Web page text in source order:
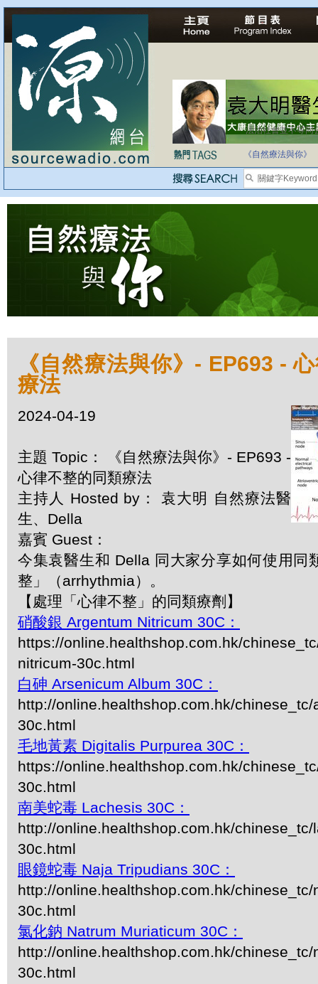
法治社會並不等同
自家教育合法化-
《自然療法與你》
《自然療法與你》- EP693 -
療法
2024-04-19
主題 Topic： 《自然療法與你》- EP693 -
心律不整的同類療法
主持人 Hosted by： 袁大明 自然療法醫
生、Della
嘉賓 Guest：
今集袁醫生和 Della 同大家分享如何使用同
整」（arrhythmia）。
【處理「心律不整」的同類療劑】
硝酸銀 Argentum Nitricum 30C：
https://online.healthshop.com.hk/
nitricum-30c.html
白砷 Arsenicum Album 30C：
http://online.healthshop.com.hk/
30c.html
毛地黃素 Digitalis Purpurea 30C：
https://online.healthshop.com.hk/
30c.html
南美蛇毒 Lachesis 30C：
http://online.healthshop.com.hk/
30c.html
眼鏡蛇毒 Naja Tripudians 30C：
http://online.healthshop.com.hk/
30c.html
氯化鈉 Natrum Muriaticum 30C：
http://online.healthshop.com.hk/
30c.html